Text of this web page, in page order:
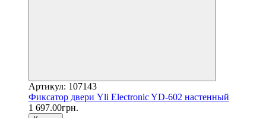
Артикул: 107143
Фиксатор двери Yli Electronic YD-602 настенный
1 697.00грн.